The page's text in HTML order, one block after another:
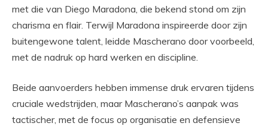
met die van Diego Maradona, die bekend stond om zijn
charisma en flair. Terwijl Maradona inspireerde door zijn
buitengewone talent, leidde Mascherano door voorbeeld,
met de nadruk op hard werken en discipline.
Beide aanvoerders hebben immense druk ervaren tijdens
cruciale wedstrijden, maar Mascherano’s aanpak was
tactischer, met de focus op organisatie en defensieve